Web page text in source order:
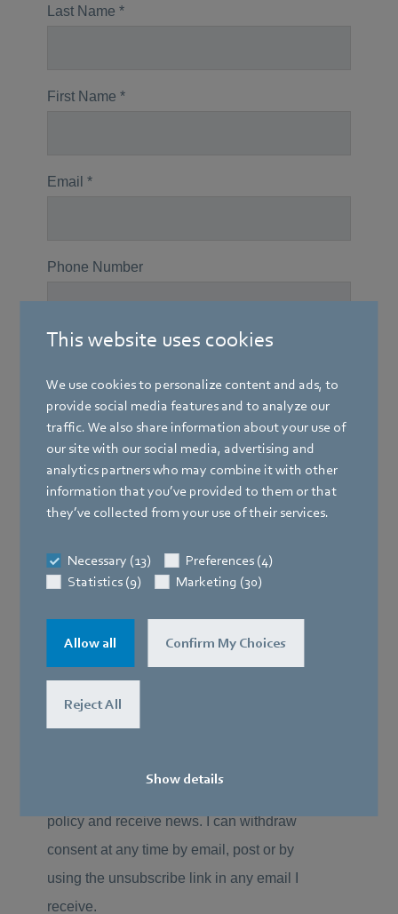
This website uses cookies
We use cookies to personalize content and ads, to
provide social media features and to analyze our
traffic. We also share information about your use of
our site with our social media, advertising and
analytics partners who may combine it with other
information that you’ve provided to them or that
they’ve collected from your use of their services.
Necessary (13)
Preferences (4)
Statistics (9)
Marketing (30)
Allow all Confirm My Choices
Reject All
Show details